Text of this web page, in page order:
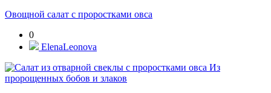
Овощной салат с проростками овса
0
ElenaLeonova
Из
пророщенных бобов и злаков